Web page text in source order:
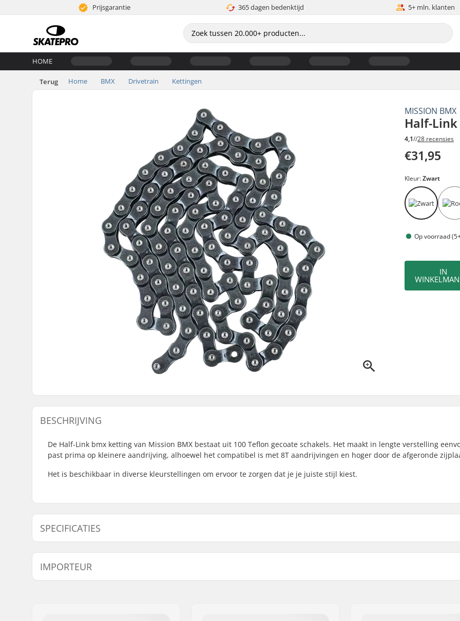
Prijsgarantie 365 dagen bedenktijd 5+ mln. klanten
HOME
Terug Home BMX Drivetrain Kettingen
MISSION BMX
Half-
4,1//28 recensies
€31,95
Kleur:Zwart
Op voorraad
IN
BESCHRIJVING
De Half-Link bmx ketting van Mission BMX bestaat uit 100 Teflon gecoate schakels. Het maakt in lengte verstelling
past prima op kleinere aandrijving, alhoewel het compatibel is met 8T aandrijvingen en hoger door de afgeronde
Het is beschikbaar in diverse kleurstellingen om ervoor te zorgen dat je je juiste stijl kiest.
SPECIFICATIES
Ketting type:
Half link
Aantal kettingschakels:
Gewicht:
IMPORTEUR